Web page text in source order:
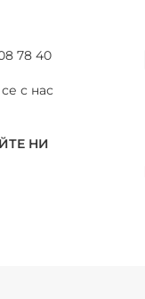
78 40
с нас
НИ